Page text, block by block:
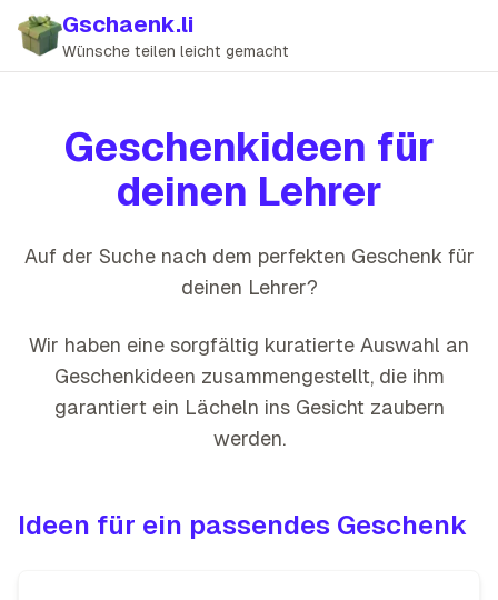
Gschaenk.li
Wünsche teilen leicht gemacht
Geschenkideen für
deinen Lehrer
Auf der Suche nach dem perfekten Geschenk für
deinen Lehrer?
Wir haben eine sorgfältig kuratierte Auswahl an
Geschenkideen zusammengestellt, die ihm
garantiert ein Lächeln ins Gesicht zaubern
werden.
Ideen für ein passendes Geschenk